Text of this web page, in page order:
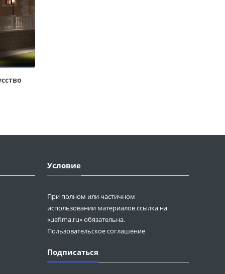
Условие
При полном или частичном
использовании материалов ссылка на
«uefima.ru» обязательна.
Пользовательское соглашение
Подписаться